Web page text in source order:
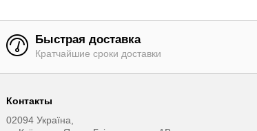
Быстрая доставка
Кратчайшие сроки доставки
Контакты
02094 Україна,